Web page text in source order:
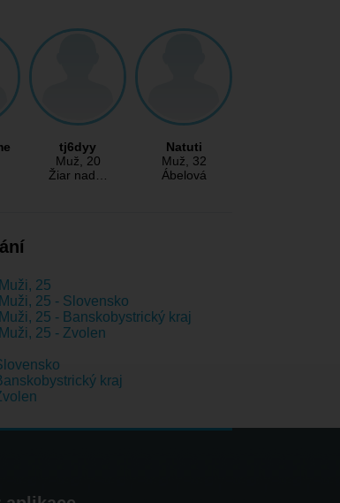
tj6dyy
Muž, 20
Žiar nad…
Natuti
Muž, 32
Ábelová
25
25 - Slovensko
25 - Banskobystrický kraj
25 - Zvolen
kraj